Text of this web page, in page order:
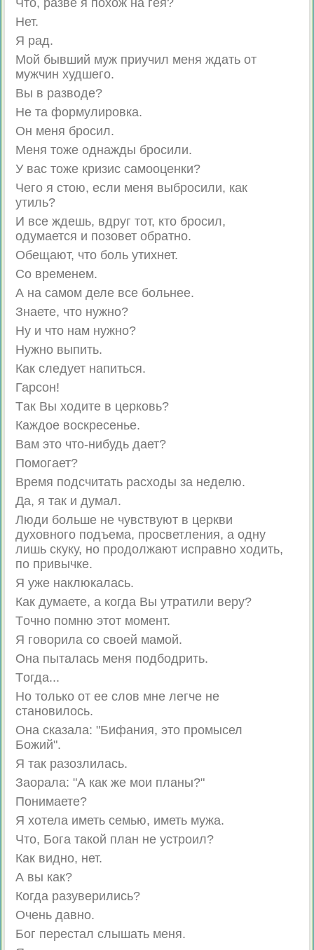
Что, разве я похож на гея?
Нет.
Я рад.
Мой бывший муж приучил меня ждать от
мужчин худшего.
Вы в разводе?
Не та формулировка.
Он меня бросил.
Меня тоже однажды бросили.
У вас тоже кризис самооценки?
Чего я стою, если меня выбросили, как
утиль?
И все ждешь, вдруг тот, кто бросил,
одумается и позовет обратно.
Обещают, что боль утихнет.
Со временем.
А на самом деле все больнее.
Знаете, что нужно?
Ну и что нам нужно?
Нужно выпить.
Как следует напиться.
Гарсон!
Tак Вы ходите в церковь?
Каждое воскресенье.
Вам это что-нибудь дает?
Помогает?
Время подсчитать расходы за неделю.
Да, я так и думал.
Люди больше не чувствуют в церкви
духовного подъема, просветления, а одну
лишь скуку, но продолжают исправно ходить,
по привычке.
Я уже наклюкалась.
Как думаете, а когда Вы утратили веру?
Tочно помню этот момент.
Я говорила со своей мамой.
Она пыталась меня подбодрить.
Tогда...
Но только от ее слов мне легче не
становилось.
Она сказала: "Бифания, это промысел
Божий".
Я так разозлилась.
Заорала: "А как же мои планы?"
Понимаете?
Я хотела иметь семью, иметь мужа.
Что, Бога такой план не устроил?
Как видно, нет.
А вы как?
Когда разуверились?
Очень давно.
Бог перестал слышать меня.